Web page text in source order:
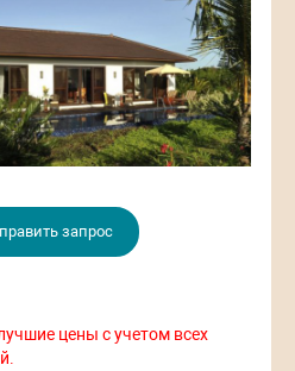
запрос
цены с учетом всех